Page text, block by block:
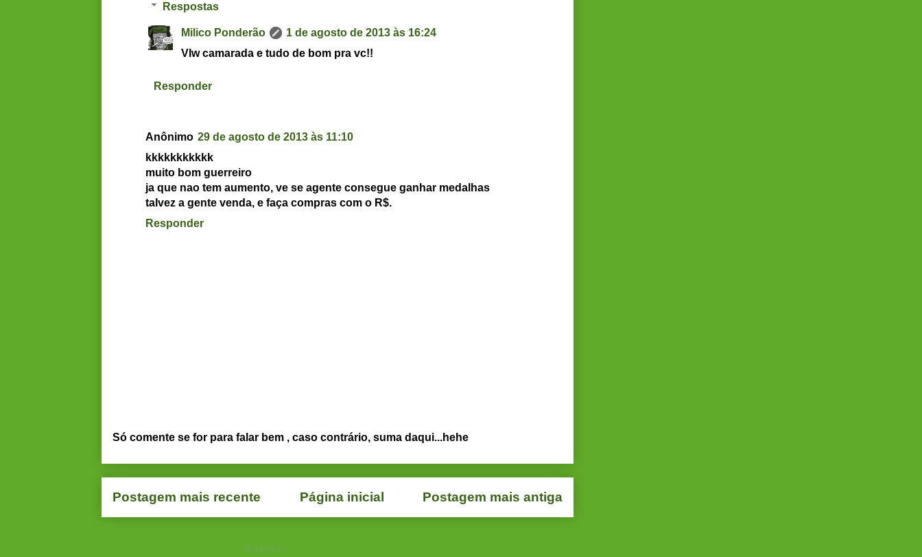
Respostas
Milico Ponderão
1 de agosto de 2013 às 16:24
Vlw camarada e tudo de bom pra vc!!
Responder
Anônimo 29 de agosto de 2013 às 11:10
kkkkkkkkkkk
muito bom guerreiro
ja que nao tem aumento, ve se agente consegue ganhar medalhas
talvez a gente venda, e faça compras com o R$.
Responder
Só comente se for para falar bem , caso contrário, suma daqui...hehe
Postagem mais recente Postagem mais antiga
Página inicial
Assinar: